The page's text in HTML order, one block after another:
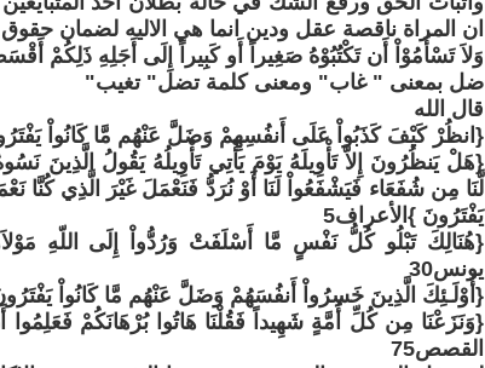
ان المراة ناقصة عقل ودين انما هي الاليه لضمان حقوق
وَلاَ تَسْأَمُوْاْ أَن تَكْتُبُوْهُ صَغِيراً أَو كَبِيراً إِلَى أَجَلِهِ ذَلِكُمْ
ضل بمعنى " غاب" ومعنى كلمة تضل" تغيب"
قال الله
{انظُرْ كَيْفَ كَذَبُواْ عَلَى أَنفُسِهِمْ وَضَلَّ عَنْهُم مَّا كَانُواْ يَفْتَرُونَ
{هَلْ يَنظُرُونَ إِلاَّ تَأْوِيلَهُ يَوْمَ يَأْتِي تَأْوِيلُهُ يَقُولُ
لَّنَا مِن شُفَعَاء فَيَشْفَعُواْ لَنَا أَوْ نُرَدُّ فَنَعْمَلَ غَيْرَ الَّذِي
يَفْتَرُونَ }الأعراف5
{هُنَالِكَ تَبْلُو كُلُّ نَفْسٍ مَّا أَسْلَفَتْ وَرُدُّواْ إِلَى اللّهِ
يونس30
{أُوْلَـئِكَ الَّذِينَ خَسِرُواْ أَنفُسَهُمْ وَضَلَّ عَنْهُم مَّا كَانُواْ يَفْتَرُونَ
{وَنَزَعْنَا مِن كُلِّ أُمَّةٍ شَهِيداً فَقُلْنَا هَاتُوا بُرْهَانَكُمْ
القصص75